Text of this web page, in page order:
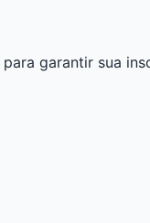
para garantir sua